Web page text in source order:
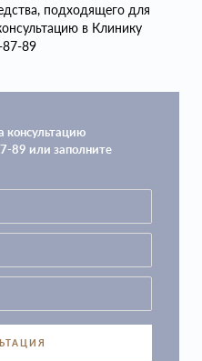
подходящего для
в Клинику
89
консультацию
89 или заполните